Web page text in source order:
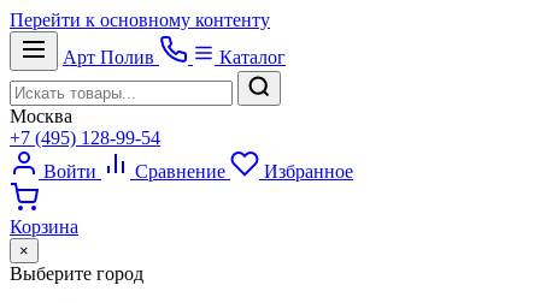
Перейти к основному контенту
Арт Полив Каталог
Москва
+7 (495) 128-99-54
Войти
Сравнение Избранное
Корзина
×
Выберите город